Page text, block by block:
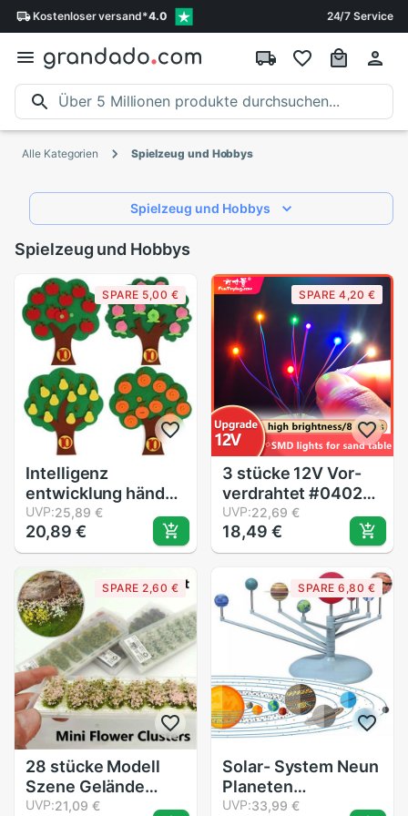
Kostenloserversand*4.0 24/7 Service
Alle Kategorien Spielzeug und Hobbys
Spielzeug und Hobbys
Spielzeug und Hobbys
SPARE 5,00 €
Intelligenz
entwicklung hände-
auf spielen
Mathematik spiele
Kindergarten
spielzeug
interaktives lernen
wissenschaft lehre
spielzeug spiele
UVP:25,89 €
20,89 €
SPARE 4,20 €
3 stücke 12V Vor-
verdrahtet #0402
SMD LEDs,8 Farben,
60cm anschluss
DRähte, Hobby
modell
Bausatz/bahn/
beleuchtung
UVP:22,69 €
18,49 €
SPARE 2,60 €
28 stücke Modell
Szene Gelände
Produktion
UVP:21,09 €
SPARE 6,80 €
Solar- System Neun
Planeten
Planetarium Modell
UVP:33,99 €